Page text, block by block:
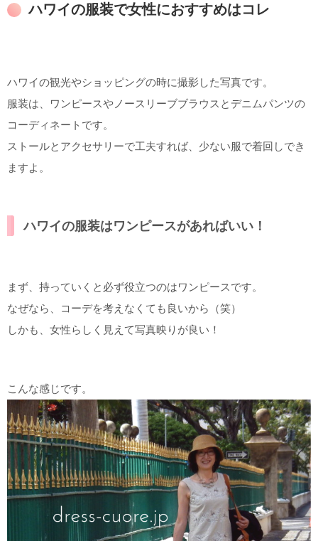
ハワイの服装で女性におすすめはコレ
ハワイの観光やショッピングの時に撮影した写真です。
服装は、ワンピースやノースリーブブラウスとデニムパンツの
コーディネートです。
ストールとアクセサリーで工夫すれば、少ない服で着回しでき
ますよ。
ハワイの服装はワンピースがあればいい！
まず、持っていくと必ず役立つのはワンピースです。
なぜなら、コーデを考えなくても良いから（笑）
しかも、女性らしく見えて写真映りが良い！
こんな感じです。